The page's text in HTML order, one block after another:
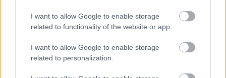
I want to allow Google to enable storage
related to functionality of the website or app.
I want to allow Google to enable storage
related to personalization.
HIRDETÉS